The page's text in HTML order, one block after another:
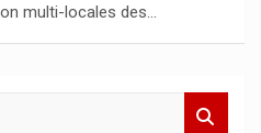
multi-locales des…